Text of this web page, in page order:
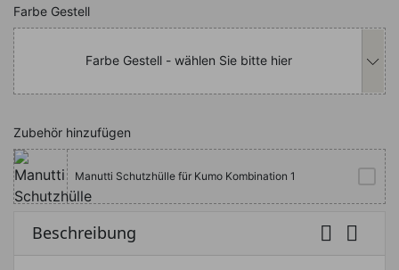
Nachfolgend können Sie das
Farbe Gestell
Farbe Gestell - wählen Sie bitte hier
Zubehör hinzufügen
Manutti Schutzhülle für Kumo Kombination 1
Beschreibung  